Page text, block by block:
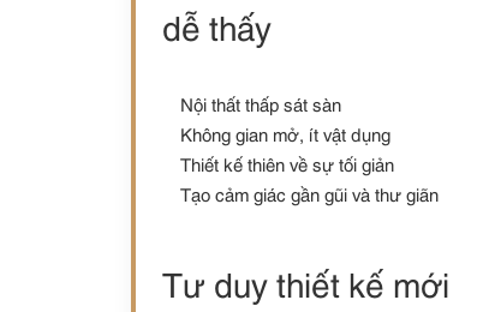
dễ thấy
Nội thất thấp sát sàn
Không gian mở, ít vật dụng
Thiết kế thiên về sự tối giản
Tạo cảm giác gần gũi và thư giãn
Tư duy thiết kế mới